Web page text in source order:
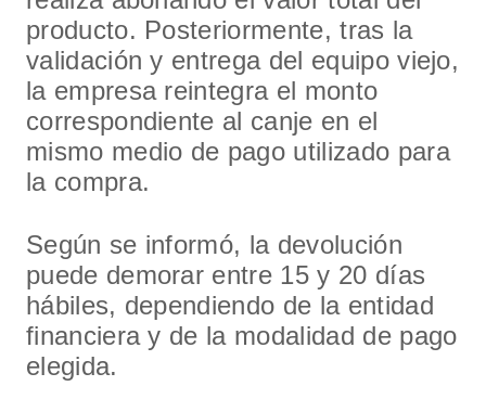
producto. Posteriormente, tras la
validación y entrega del equipo viejo,
la empresa reintegra el monto
correspondiente al canje en el
mismo medio de pago utilizado para
la compra.
Según se informó, la devolución
puede demorar entre 15 y 20 días
hábiles, dependiendo de la entidad
financiera y de la modalidad de pago
elegida.